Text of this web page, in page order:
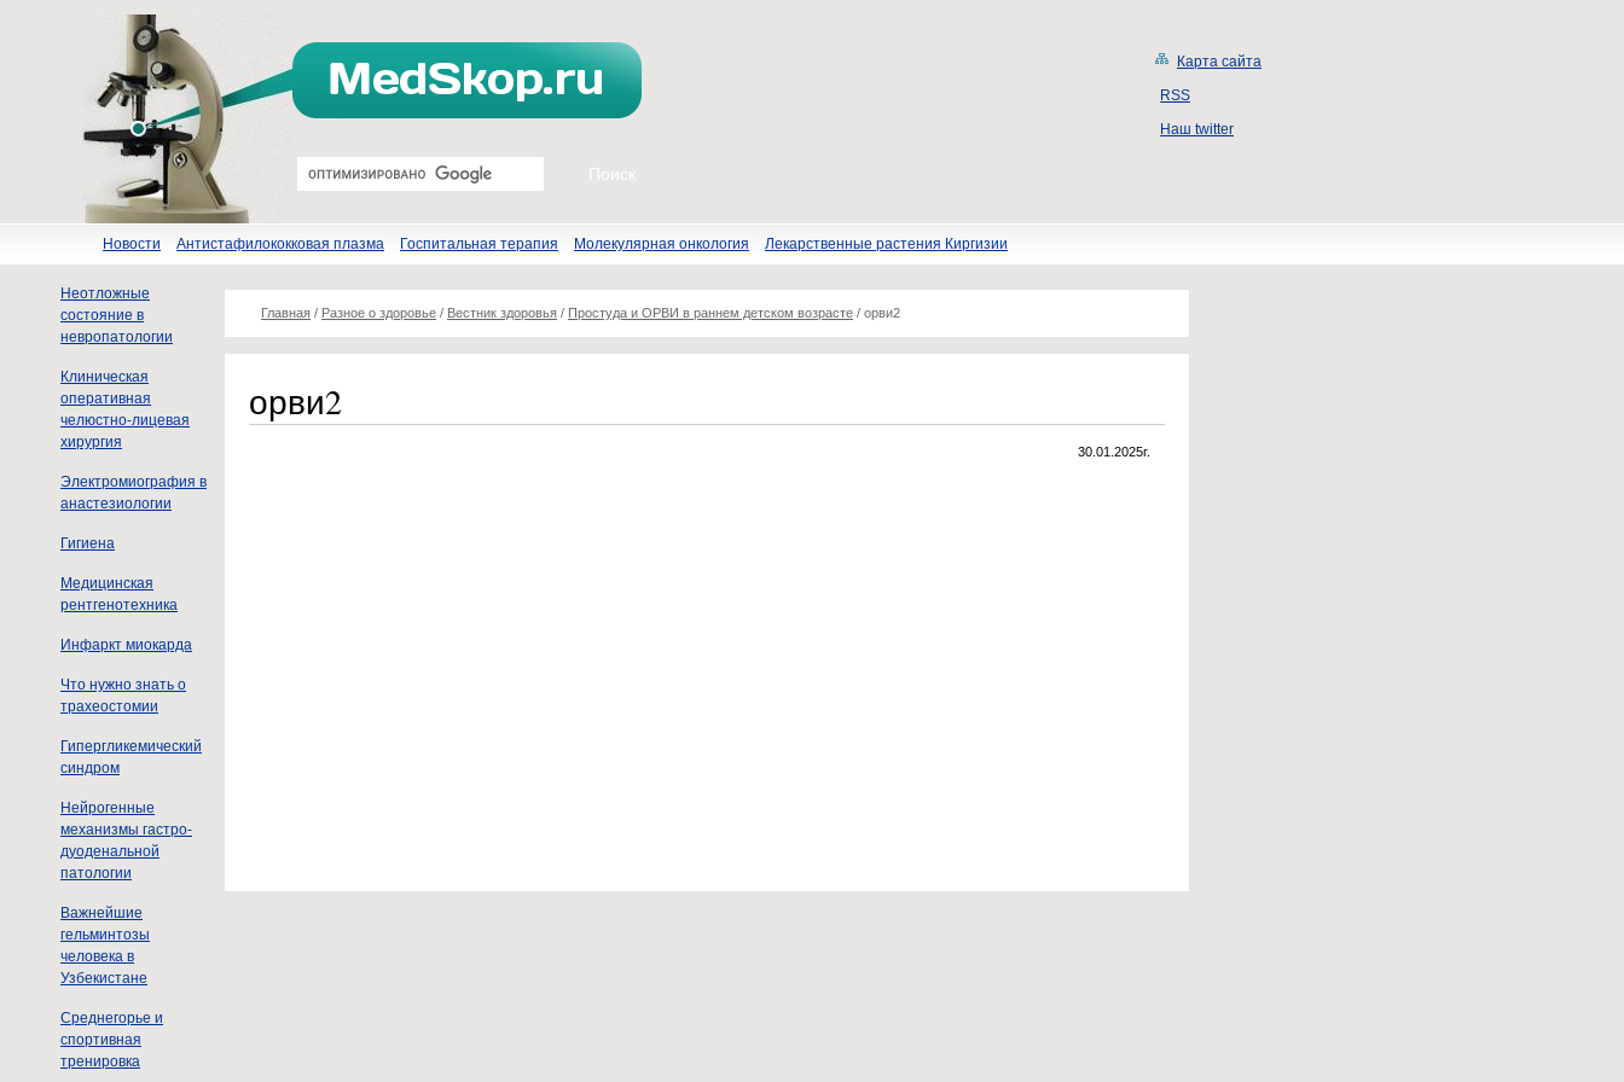
Карта сайта
RSS
Наш twitter
Новости Антистафилококковая плазма Госпитальная терапия Молекулярная онкология Лекарственные растения Киргизии
Неотложные
состояние в
невропатологии
Клиническая
оперативная
челюстно-лицевая
хирургия
Электромиография в
анастезиологии
Гигиена
Медицинская
рентгенотехника
Инфаркт миокарда
Что нужно знать о
трахеостомии
Гипергликемический
синдром
Нейрогенные
механизмы гастро-
дуоденальной
патологии
Важнейшие
гельминтозы
человека в
Узбекистане
Среднегорье и
спортивная
тренировка
Главная / Разное о здоровье / Вестник здоровья / Простуда и ОРВИ в раннем детском возрасте / орви2
орви2
30.01.2025г.